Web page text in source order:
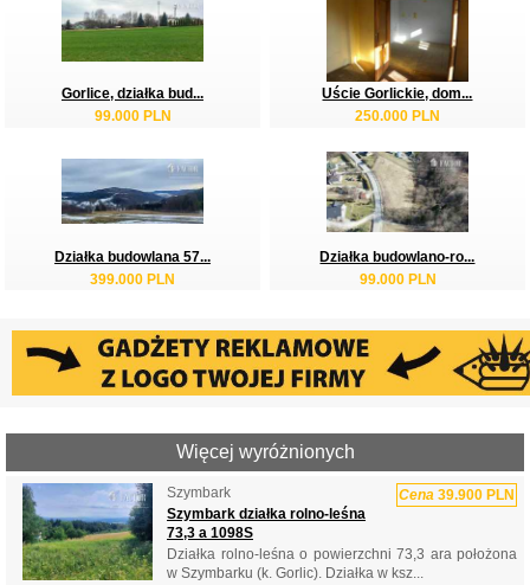
Gorlice, działka bud...
99.000 PLN
Uście Gorlickie, dom...
250.000 PLN
Działka budowlana 57...
399.000 PLN
Działka budowlano-ro...
99.000 PLN
Więcej wyróżnionych
Szymbark Cena 39.900 PLN
Szymbark działka rolno-leśna
73,3 a 1098S
Działka rolno-leśna o powierzchni 73,3 ara położona
w Szymbarku (k. Gorlic). Działka w ksz...